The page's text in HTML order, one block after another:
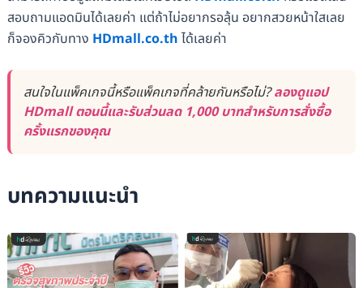
สอบถามแอดมินได้เลยค่า แต่ถ้าไม่อยากรอลุ้น อยากสวยหน้าใสเลย
ก็จองคิวกับทาง HDmall.co.th ได้เลยค่า
สนใจในแพ็คเกจนี้หรือแพ็คเกจที่คล้ายกันหรือไม่?ลองดูแอป
HDmall ตอนนี้และรับส่วนลด 1,000 บาทสำหรับการสั่งซื้อ
ครั้งแรกของคุณ
บทความแนะนำ